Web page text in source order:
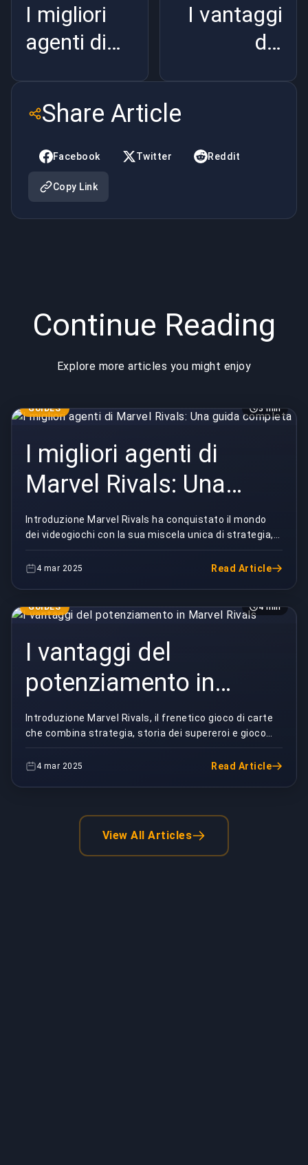
I migliori
agenti di
Rivals: Una
guida
completa
I vantaggi
del
Share Article
Facebook Twitter Reddit
Copy Link
Continue Reading
Explore more articles you might enjoy
GUIDES 3 min
I migliori agenti di
Marvel Rivals: Una
guida completa
Introduzione Marvel Rivals ha conquistato il mondo
dei videogiochi con la sua miscela unica di strategia,
azione e personaggi iconici della Marvel. I...
4 mar 2025 Read Article
GUIDES 4 min
I vantaggi del
potenziamento in
Marvel Rivals
Introduzione Marvel Rivals, il frenetico gioco di carte
che combina strategia, storia dei supereroi e gioco
competitivo, ha conquistato il cuore dei ...
4 mar 2025 Read Article
View All Articles